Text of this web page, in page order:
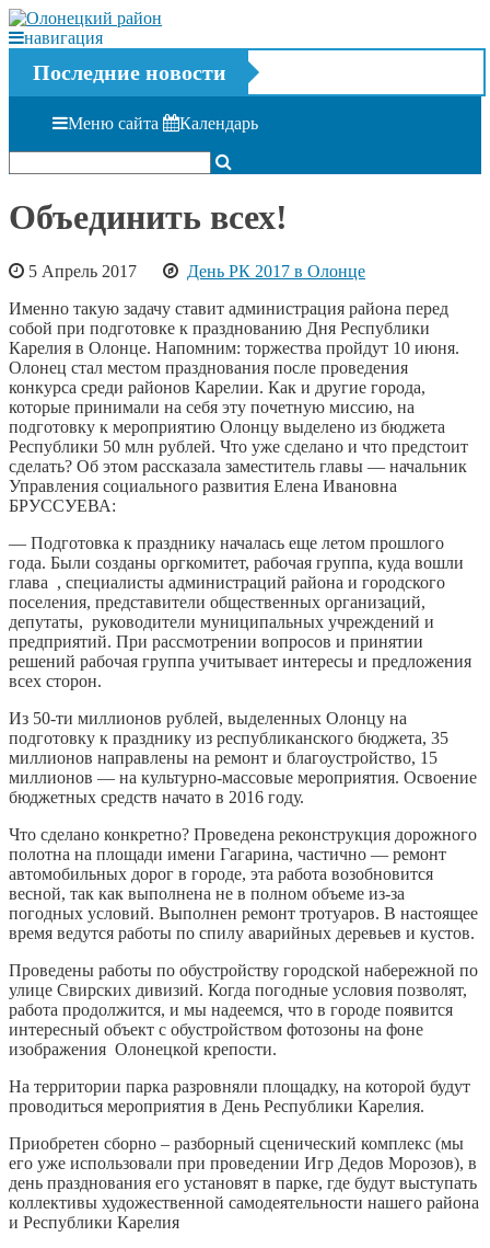
навигация
Последние новости
Меню сайта Календарь
Объединить всех!
5 Апрель 2017
День РК 2017 в Олонце
Именно такую задачу ставит администрация района перед
собой при подготовке к празднованию Дня Республики
Карелия в Олонце. Напомним: торжества пройдут 10 июня.
Олонец стал местом празднования после проведения
конкурса среди районов Карелии. Как и другие города,
которые принимали на себя эту почетную миссию, на
подготовку к мероприятию Олонцу выделено из бюджета
Республики 50 млн рублей. Что уже сделано и что предстоит
сделать? Об этом рассказала заместитель главы — начальник
Управления социального развития Елена Ивановна
БРУССУЕВА:
— Подготовка к празднику началась еще летом прошлого
года. Были созданы оргкомитет, рабочая группа, куда вошли
глава , специалисты администраций района и городского
поселения, представители общественных организаций,
депутаты, руководители муниципальных учреждений и
предприятий. При рассмотрении вопросов и принятии
решений рабочая группа учитывает интересы и предложения
всех сторон.
Из 50-ти миллионов рублей, выделенных Олонцу на
подготовку к празднику из республиканского бюджета, 35
миллионов направлены на ремонт и благоустройство, 15
миллионов — на культурно-массовые мероприятия. Освоение
бюджетных средств начато в 2016 году.
Что сделано конкретно? Проведена реконструкция дорожного
полотна на площади имени Гагарина, частично — ремонт
автомобильных дорог в городе, эта работа возобновится
весной, так как выполнена не в полном объеме из-за
погодных условий. Выполнен ремонт тротуаров. В настоящее
время ведутся работы по спилу аварийных деревьев и кустов.
Проведены работы по обустройству городской набережной по
улице Свирских дивизий. Когда погодные условия позволят,
работа продолжится, и мы надеемся, что в городе появится
интересный объект с обустройством фотозоны на фоне
изображения Олонецкой крепости.
На территории парка разровняли площадку, на которой будут
проводиться мероприятия в День Республики Карелия.
Приобретен сборно – разборный сценический комплекс (мы
его уже использовали при проведении Игр Дедов Морозов), в
день празднования его установят в парке, где будут выступать
коллективы художественной самодеятельности нашего района
и Республики Карелия